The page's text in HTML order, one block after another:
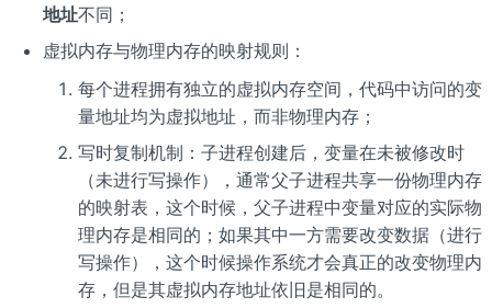
地址不同；
虚拟内存与物理内存的映射规则：
每个进程拥有独立的虚拟内存空间，代码中访问的变
量地址均为虚拟地址，而非物理内存；
写时复制机制：子进程创建后，变量在未被修改时
（未进行写操作），通常父子进程共享一份物理内存
的映射表，这个时候，父子进程中变量对应的实际物
理内存是相同的；如果其中一方需要改变数据（进行
写操作），这个时候操作系统才会真正的改变物理内
存，但是其虚拟内存地址依旧是相同的。